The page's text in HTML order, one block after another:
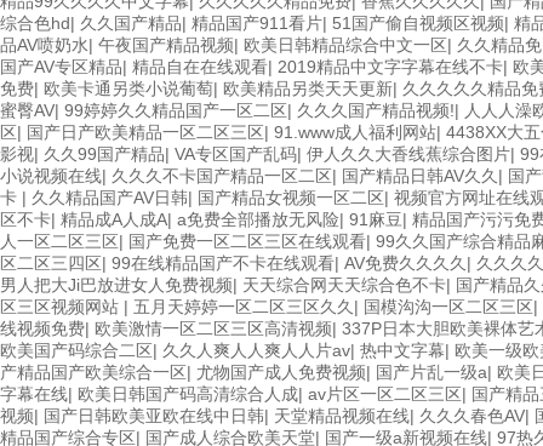
综合色hd| 久久国产精品| 精品国产911看片| 51国产偷自视频区视频| 精
品AV喷奶水| 午夜国产精品视频| 欧美日韩精品综合中文一区| 久久精品
国产AV专区精品| 精品自在在线观看| 2019精品中文字字幕在线不卡| 欧
免费| 欧美卡通另类小说葡萄| 欧美精品另类天天更新| 久久久久久精品免
蜜臀AV| 99婷婷久久精品国产一区二区| 久久久国产精品视频!| 人人人澡
区| 国产日产欧美精品一区二区三区| 91.www成人福利网站| 4438XX大
影视| 久久99国产精品| VA专区国产乱码| 伊人久久大香线蕉综合图片| 99
小说视频在线| 久久久不卡国产精品一区二区| 国产精品日韩AV久久 | 国
卡 | 久久精品国产AV日韩| 国产精品女视频一区二区| 视频官方网址在线
区不卡| 精品成A人成A| a免费全部播放无风险| 91麻豆| 精品国产污污免
人一区二区三区| 国产免费一区二区三区在线观看| 99久久国产综合精品
区二区三四区| 99在线精品国产不卡在线观看| AV免费久久久久 | 久久久
男人把大Ji巴放进女人免费视频| 天天综合网天天综合色不卡| 国产精品
区三区视频网站 | 五月天婷婷一区二区三区久久 | 国模沟沟一区二区三区|
线视频免费| 欧美激情一区二区三区高清视频| 337P日本大胆欧美裸体艺
欧美国产码综合二区| 久久人爽人人爽人人片av| 热中文字幕| 欧美一级
产精品国产欧美综合一区| 尤物国产成人免费视频| 国产片乱一级a| 欧美
字幕在线| 欧美日韩国产码高清综合人成| av片区一区二区三区| 国产精
视频| 国产日韩欧美亚欧在线中日韩| 天堂精品视频在线| 久久久春色AV|
精品国产综合专区| 国产成人综合欧美天堂| 国产一级a新视频在线| 97热